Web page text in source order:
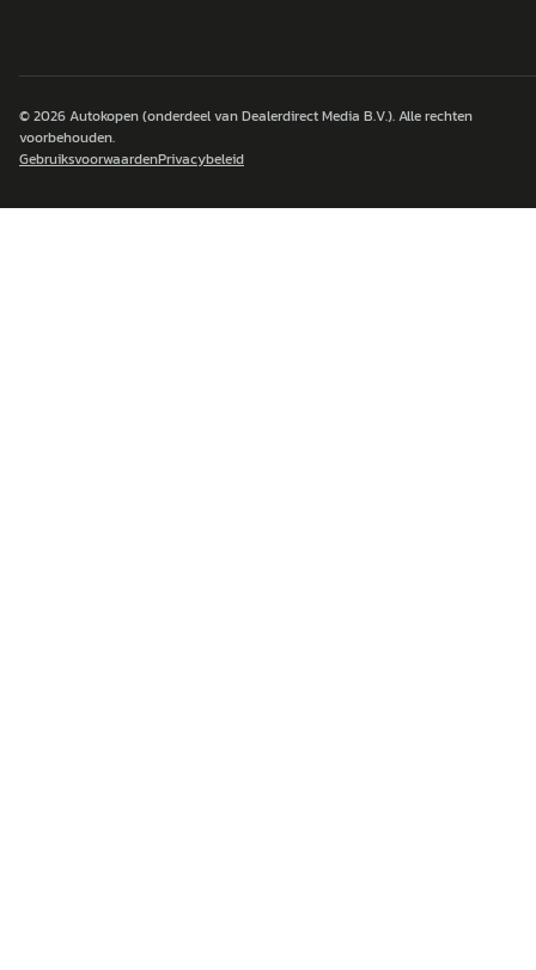
© 2026Autokopen(onderdeel van Dealerdirect Media B.V.). Alle rechten
voorbehouden.
GebruiksvoorwaardenPrivacybeleid